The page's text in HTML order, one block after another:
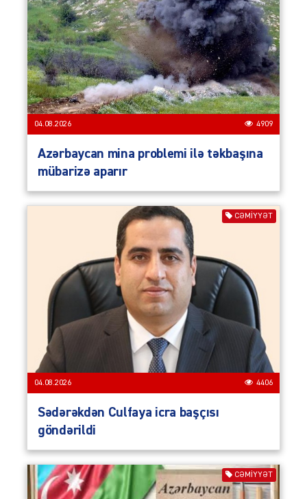
04.08.2026 4909
Azərbaycan mina problemi ilə təkbaşına
mübarizə aparır
CƏMIYYƏT
04.08.2026 4406
Sədərəkdən Culfaya icra başçısı
göndərildi
CƏMIYYƏT